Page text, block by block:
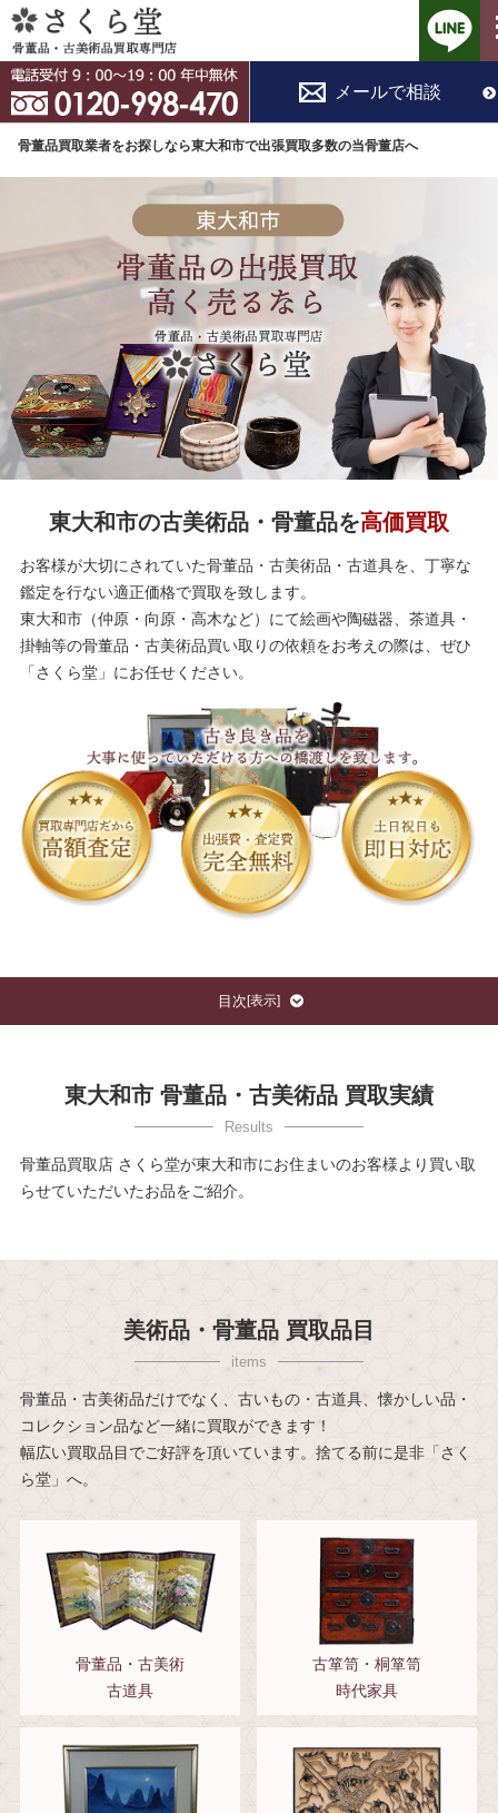
コ
ン
テ
ツ
骨董品買取業者をお探しなら東大和市で出張買取多数の当骨董店へ
メールで相談
東大和市の古美術品・骨董品を高価買取
お客様が大切にされていた骨董品・古美術品・古道具を、丁寧な
鑑定を行ない適正価格で買取を致します。
東大和市（仲原・向原・高木など）にて絵画や陶磁器、茶道具・
掛軸等の骨董品・古美術品買い取りの依頼をお考えの際は、ぜひ
「さくら堂」にお任せください。
目次 [表示]
東大和市 骨董品・古美術品 買取実績
骨董品買取店 さくら堂が東大和市にお住まいのお客様より買い取
らせていただいたお品をご紹介。
美術品・骨董品 買取品目
骨董品・古美術品だけでなく、古いもの・古道具、懐かしい品・
コレクション品など一緒に買取ができます！
幅広い買取品目でご好評を頂いています。捨てる前に是非「さく
ら堂」へ。
骨董品・古美術
古道具
古箪笥・桐箪笥
時代家具